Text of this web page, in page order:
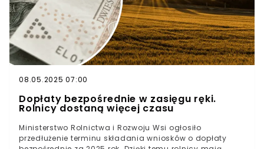
08.05.2025 07:00
Dopłaty bezpośrednie w zasięgu ręki.
Rolnicy dostaną więcej czasu
Ministerstwo Rolnictwa i Rozwoju Wsi ogłosiło
przedłużenie terminu składania wniosków o dopłaty